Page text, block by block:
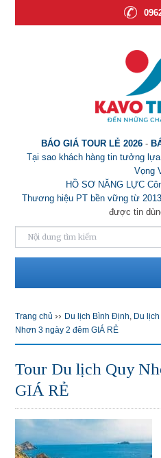
BÁO GIÁ TOUR LẺ 2026 -
Tại sao khách hàng tin tưởng
Vọng
HỒ SƠ NĂNG LỰC
Thương hiệu PT bền vững từ 2013
được tin
Trang chủ ›› Du lịch Bình Định, Du
Nhơn 3 ngày 2 đêm GIÁ RẺ
Tour Du lịch Quy
GIÁ RẺ